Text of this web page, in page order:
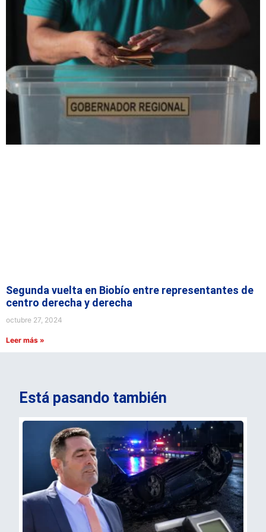
Segunda vuelta en Biobío entre representantes de
centro derecha y derecha
octubre 27, 2024
Leer más »
Está pasando también